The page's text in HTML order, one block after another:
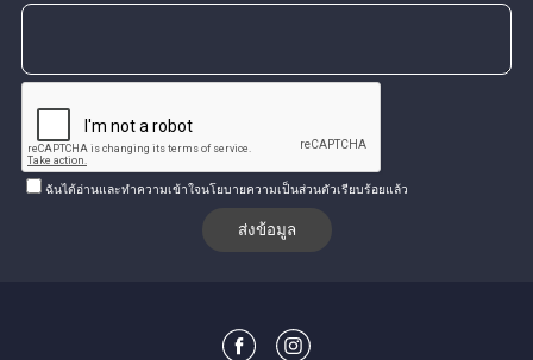
ฉันได้อ่านและทำความเข้าใจนโยบายความเป็นส่วนตัวเรียบร้อยแล้ว